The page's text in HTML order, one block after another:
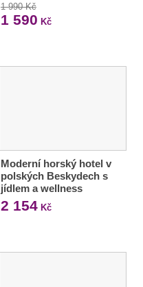
1 990 Kč
1 590 Kč
Moderní horský hotel v
polských Beskydech s
jídlem a wellness
2 154Kč